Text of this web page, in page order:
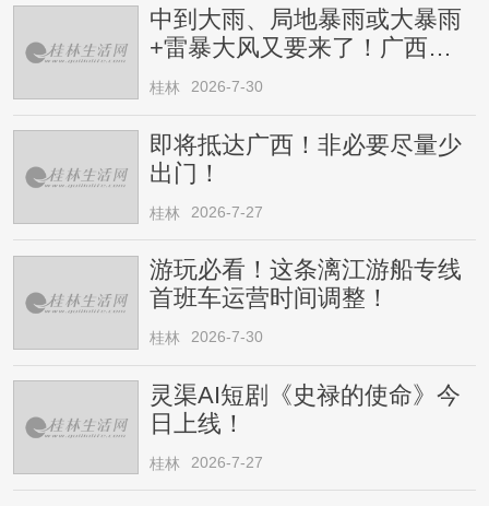
中到大雨、局地暴雨或大暴雨
+雷暴大风又要来了！广西人
请注意
桂林 2026-7-30
即将抵达广西！非必要尽量少
出门！
桂林 2026-7-27
游玩必看！这条漓江游船专线
首班车运营时间调整！
桂林 2026-7-30
灵渠AI短剧《史禄的使命》今
日上线！
桂林 2026-7-27